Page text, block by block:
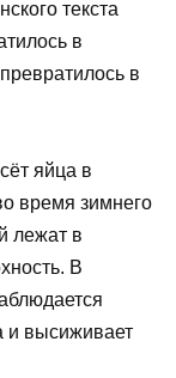
текста
в
в
яйца в
время зимнего
лежат в
В
и высиживает